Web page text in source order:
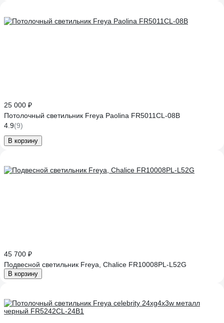
25 000 ₽
Потолочный светильник Freya Paolina FR5011CL-08B
4.9(9)
В корзину
45 700 ₽
Подвесной светильник Freya, Chalice FR10008PL-L52G
В корзину